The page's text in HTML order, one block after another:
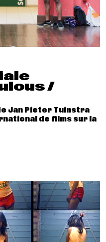
/
Jan Pieter Tuinstra
de films sur la